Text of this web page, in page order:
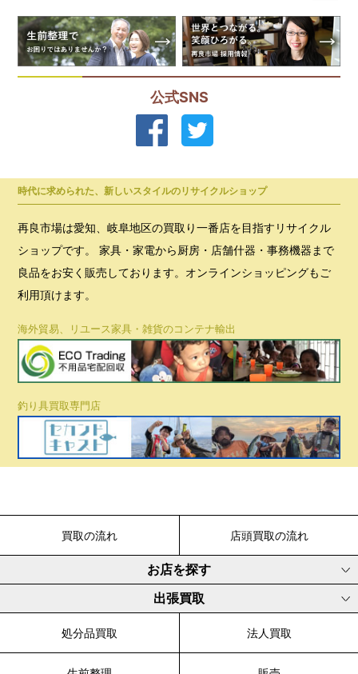
公式SNS
時代に求められた、新しいスタイルのリサイクルショップ
再良市場は愛知、岐阜地区の買取り一番店を目指すリサイクル
ショップです。 家具・家電から厨房・店舗什器・事務機器まで
良品をお安く販売しております。オンラインショッピングもご
利用頂けます。
海外貿易、リユース家具・雑貨のコンテナ輸出
釣り具買取専門店
買取の流れ 店頭買取の流れ
お店を探す
出張買取
処分品買取 法人買取